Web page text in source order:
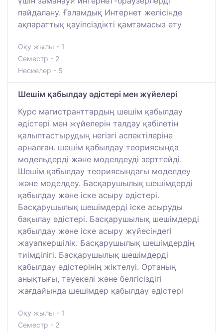
пайдалану. Ғаламдық Интернет желісінде
ақпараттық қауіпсіздікті қамтамасыз ету
Оқу жылы - 1
Семестр - 2
Несиелер - 5
Шешім қабылдау әдістері мен жүйелері
Курс магистранттардың шешім қабылдау
әдістері мен жүйелерін талдау қабілетін
қалыптастырудың негізгі аспектілеріне
арналған. шешім қабылдау теориясында
модельдерді және моделдеуді зерттейді.
Шешім қабылдау теориясындағы моделдеу
және моделдеу. Басқарушылық шешімдерді
қабылдау және іске асыру әдістері.
Басқарушылық шешімдерді іске асыруды
бақылау әдістері. Басқарушылық шешімдерді
қабылдау және іске асыру жүйесіндегі
жауапкершілік. Басқарушылық шешімдердің
тиімділігі. Басқарушылық шешімдерді
қабылдау әдістерінің жіктелуі. Ортаның
анықтығы, тәуекелі және белгісіздігі
жағдайында шешімдер қабылдау әдістері
Оқу жылы - 1
Семестр - 2